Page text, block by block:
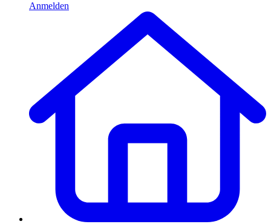
Anmelden